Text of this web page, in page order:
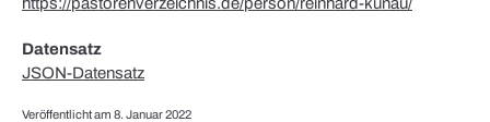
Datensatz
JSON-Datensatz
Veröffentlicht am 8. Januar 2022